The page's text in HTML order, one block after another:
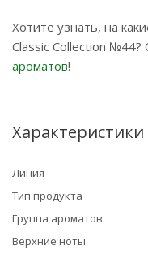
Хотите узнать, на
Classic Collection
ароматов!
Характеристики
Линия
Тип продукта
Группа ароматов
Верхние ноты